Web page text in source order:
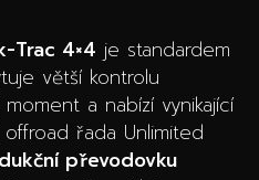
Trac 4×4 je standardem
větší kontrolu
a nabízí vynikající
řada Unlimited
převodovku